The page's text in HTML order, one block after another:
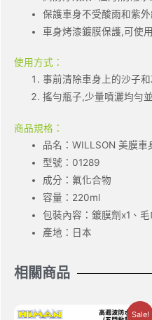
保護車身不受酸雨和紫
車身烤漆鍍膜保護,可使
使用方式：
事前清除車身上的沙子和
搖勻瓶子,少量噴灑均勻
商品規格：
品名：WILLSON 美膜
型號：01289
成分：氟化合物
容量：220ml
包裝內容：鍍膜劑x1、毛
產地：日本
相關商品
Sale!